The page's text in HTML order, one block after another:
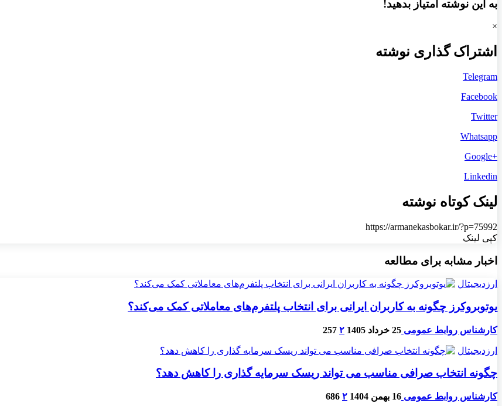
به این نوشته امتیاز بدهید!
×
اشتراک گذاری نوشته
Telegram
Facebook
Twitter
Whatsapp
+Google
Linkedin
لینک کوتاه نوشته
https://armanekasbokar.ir/?p=75992
کپی لینک
اخبار مشابه برای مطالعه
ارزدیجیتال
یوتوبروکرز چگونه به کاربران ایرانی برای انتخاب پلتفرم‌های معاملاتی کمک می‌کند؟
کارشناس روابط عمومی 25 خرداد 1405 ۲ 257
ارزدیجیتال
چگونه انتخاب صرافی مناسب می تواند ریسک سرمایه گذاری را کاهش دهد؟
کارشناس روابط عمومی 16 بهمن 1404 ۲ 686